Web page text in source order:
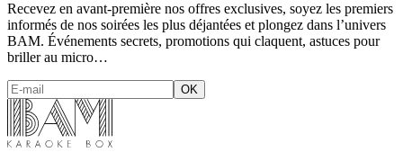
Recevez en avant-première nos offres exclusives, soyez les premiers
informés de nos soirées les plus déjantées et plongez dans l’univers
BAM. Événements secrets, promotions qui claquent, astuces pour
briller au micro…